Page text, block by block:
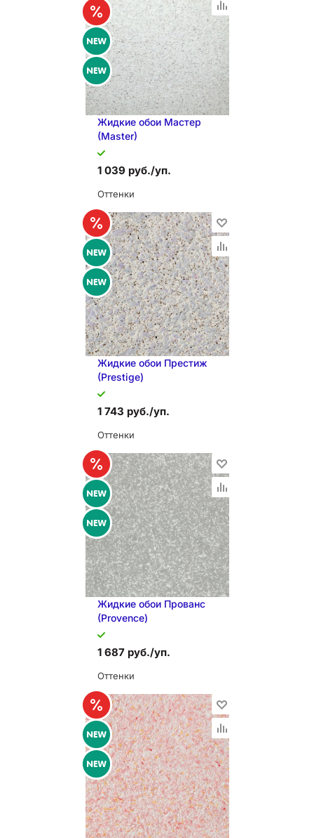
В КОРЗИНУ
Жидкие обои Мастер
(Master)
1 039 руб./уп.
Оттенки
В КОРЗИНУ
Жидкие обои Престиж
(Prestige)
1 743 руб./уп.
Оттенки
В КОРЗИНУ
Жидкие обои Прованс
(Provence)
1 687 руб./уп.
Оттенки
В КОРЗИНУ